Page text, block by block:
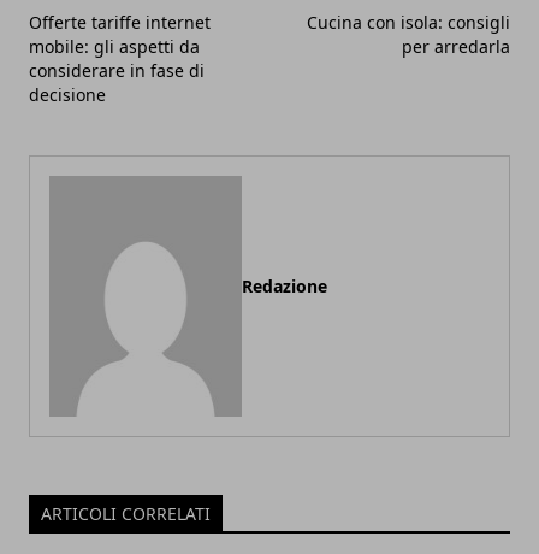
Offerte tariffe internet
mobile: gli aspetti da
considerare in fase di
decisione
Cucina con isola: consigli
per arredarla
Redazione
ARTICOLI CORRELATI